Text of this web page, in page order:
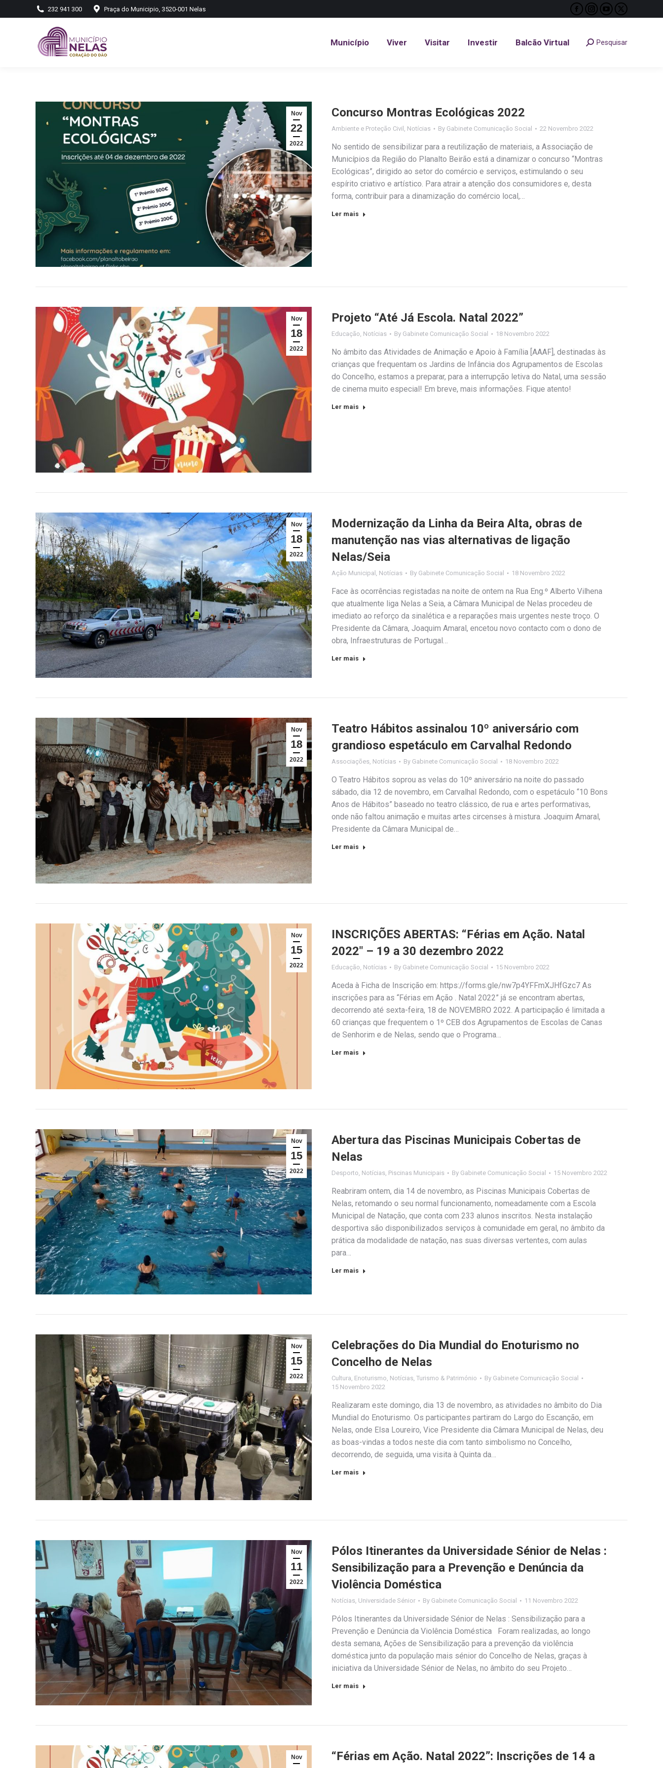
232 941 300 Praça do Municipio, 3520-001 Nelas
Facebook
opens
Instagram
opens
YouTube
opens
X
opens
Município Viver Visitar Investir Balcão Virtual Search:Pesquisar
Nov
22
2022
Concurso Montras Ecológicas 2022
Ambiente e Proteção Civil , Notícias By Gabinete Comunicação Social 22 Novembro 2022
No sentido de sensibilizar para a reutilização de materiais, a Associação de
Municípios da Região do Planalto Beirão está a dinamizar o concurso “Montras
Ecológicas”, dirigido ao setor do comércio e serviços, estimulando o seu
espírito criativo e artístico. Para atrair a atenção dos consumidores e, desta
forma, contribuir para a dinamização do comércio local,…
Ler mais
Nov
18
2022
Projeto “Até Já Escola. Natal 2022”
Educação, Notícias By Gabinete Comunicação Social 18 Novembro 2022
No âmbito das Atividades de Animação e Apoio à Família [AAAF], destinadas às
crianças que frequentam os Jardins de Infância dos Agrupamentos de Escolas
do Concelho, estamos a preparar, para a interrupção letiva do Natal, uma sessão
de cinema muito especial! Em breve, mais informações. Fique atento!
Ler mais
Nov
18
2022
Modernização da Linha da Beira Alta, obras de
manutenção nas vias alternativas de ligação
Nelas/Seia
Ação Municipal Notícias By Gabinete Comunicação Social 18 Novembro 2022
Face às ocorrências registadas na noite de ontem na Rua Eng.º Alberto Vilhena
que atualmente liga Nelas a Seia, a Câmara Municipal de Nelas procedeu de
imediato ao reforço da sinalética e a reparações mais urgentes neste troço. O
Presidente da Câmara, Joaquim Amaral, encetou novo contacto com o dono de
obra, Infraestruturas de Portugal…
Ler mais
Nov
18
2022
Teatro Hábitos assinalou 10º aniversário com
grandioso espetáculo em Carvalhal Redondo
Associações, Notícias By Gabinete Comunicação Social 18 Novembro 2022
O Teatro Hábitos soprou as velas do 10º aniversário na noite do passado
sábado, dia 12 de novembro, em Carvalhal Redondo, com o espetáculo “10 Bons
Anos de Hábitos” baseado no teatro clássico, de rua e artes performativas,
onde não faltou animação e muitas artes circenses à mistura. Joaquim Amaral,
Presidente da Câmara Municipal de…
Ler mais
Nov
15
2022
INSCRIÇÕES ABERTAS: “Férias em Ação. Natal
2022″ – 19 a 30 dezembro 2022
Educação Notícias By Gabinete Comunicação Social 15 Novembro 2022
Aceda à Ficha de Inscrição em: https://forms.gle/nw7p4YFFmXJHfGzc7 As
inscrições para as “Férias em Ação . Natal 2022” já se encontram abertas,
decorrendo até sexta-feira, 18 de NOVEMBRO 2022. A participação é limitada a
60 crianças que frequentem o 1º CEB dos Agrupamentos de Escolas de Canas
de Senhorim e de Nelas, sendo que o Programa…
Ler mais
Nov
15
2022
Abertura das Piscinas Municipais Cobertas de
Nelas
Desporto Notícias Piscinas Municipais By Gabinete Comunicação Social 15 Novembro 2022
Reabriram ontem, dia 14 de novembro, as Piscinas Municipais Cobertas de
Nelas, retomando o seu normal funcionamento, nomeadamente com a Escola
Municipal de Natação, que conta com 233 alunos inscritos. Nesta instalação
desportiva são disponibilizados serviços à comunidade em geral, no âmbito da
prática da modalidade de natação, nas suas diversas vertentes, com aulas
para…
Ler mais
Nov
15
2022
Celebrações do Dia Mundial do Enoturismo no
Concelho de Nelas
Cultura, Enoturismo, Notícias, Turismo & Património By Gabinete Comunicação Social
15 Novembro 2022
Realizaram este domingo, dia 13 de novembro, as atividades no âmbito do Dia
Mundial do Enoturismo. Os participantes partiram do Largo do Escanção, em
Nelas, onde Elsa Loureiro, Vice Presidente dia Câmara Municipal de Nelas, deu
as boas-vindas a todos neste dia com tanto simbolismo no Concelho,
decorrendo, de seguida, uma visita à Quinta da…
Ler mais
Nov
11
2022
Pólos Itinerantes da Universidade Sénior de Nelas :
Sensibilização para a Prevenção e Denúncia da
Violência Doméstica
Notícias Universidade Sénior By Gabinete Comunicação Social 11 Novembro 2022
Pólos Itinerantes da Universidade Sénior de Nelas : Sensibilização para a
Prevenção e Denúncia da Violência Doméstica Foram realizadas, ao longo
desta semana, Ações de Sensibilização para a prevenção da violência
doméstica junto da população mais sénior do Concelho de Nelas, graças à
iniciativa da Universidade Sénior de Nelas, no âmbito do seu Projeto…
Ler mais
Nov
“Férias em Ação. Natal 2022”: Inscrições de 14 a
Município Viver Visitar Investir Balcão Virtual Search:
Pesquisar